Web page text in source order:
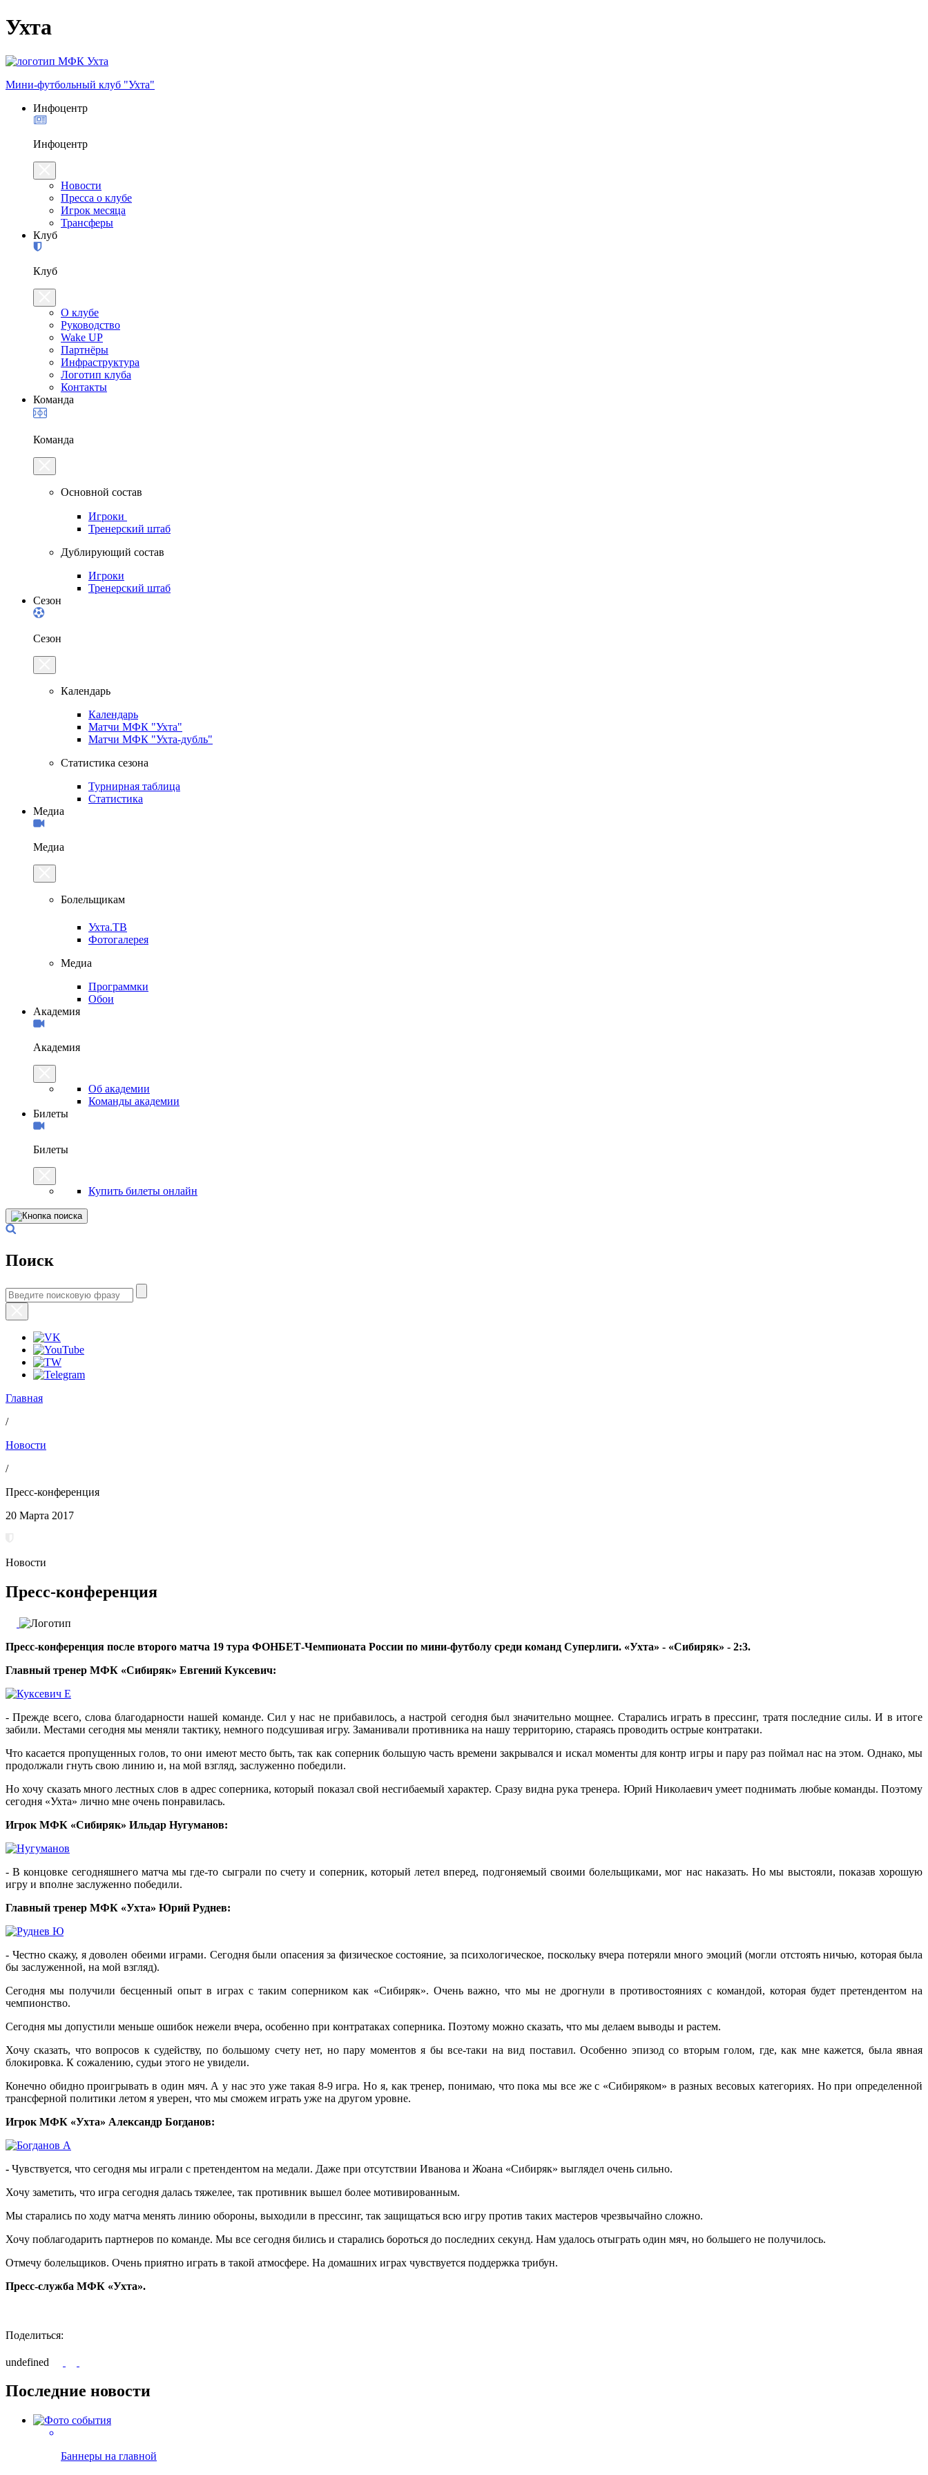
Ухта
Мини-футбольный клуб "Ухта"
Инфоцентр
Инфоцентр
Новости
Пресса о клубе
Игрок месяца
Трансферы
Клуб
Клуб
О клубе
Руководство
Wake UP
Партнёры
Инфраструктура
Логотип клуба
Контакты
Команда
Команда
Основной состав
Игроки
Тренерский штаб
Дублирующий состав
Игроки
Тренерский штаб
Сезон
Сезон
Календарь
Календарь
Матчи МФК "Ухта"
Матчи МФК "Ухта-дубль"
Статистика сезона
Турнирная таблица
Статистика
Медиа
Медиа
Болельщикам
Ухта.ТВ
Фотогалерея
Медиа
Программки
Обои
Академия
Академия
Об академии
Команды академии
Билеты
Билеты
Купить билеты онлайн
Поиск
Главная
/
Новости
/
Пресс-конференция
20 Марта 2017
Новости
Пресс-конференция
Пресс-конференция после второго матча 19 тура ФОНБЕТ-Чемпионата России по мини-футболу среди команд Суперлиги. «Ухта» - «Сибиряк» - 2:3.
Главный тренер МФК «Сибиряк» Евгений Куксевич:
- Прежде всего, слова благодарности нашей команде. Сил у нас не прибавилось, а настрой сегодня был значительно мощнее. Старались играть в прессинг, тратя последние силы. И в итоге
забили. Местами сегодня мы меняли тактику, немного подсушивая игру. Заманивали противника на нашу территорию, стараясь проводить острые контратаки.
Что касается пропущенных голов, то они имеют место быть, так как соперник большую часть времени закрывался и искал моменты для контр игры и пару раз поймал нас на этом. Однако, мы
продолжали гнуть свою линию и, на мой взгляд, заслуженно победили.
Но хочу сказать много лестных слов в адрес соперника, который показал свой несгибаемый характер. Сразу видна рука тренера. Юрий Николаевич умеет поднимать любые команды. Поэтому
сегодня «Ухта» лично мне очень понравилась.
Игрок МФК «Сибиряк» Ильдар Нугуманов:
- В концовке сегодняшнего матча мы где-то сыграли по счету и соперник, который летел вперед, подгоняемый своими болельщиками, мог нас наказать. Но мы выстояли, показав хорошую
игру и вполне заслуженно победили.
Главный тренер МФК «Ухта» Юрий Руднев:
- Честно скажу, я доволен обеими играми. Сегодня были опасения за физическое состояние, за психологическое, поскольку вчера потеряли много эмоций (могли отстоять ничью, которая была
бы заслуженной, на мой взгляд).
Сегодня мы получили бесценный опыт в играх с таким соперником как «Сибиряк». Очень важно, что мы не дрогнули в противостояниях с командой, которая будет претендентом на
чемпионство.
Сегодня мы допустили меньше ошибок нежели вчера, особенно при контратаках соперника. Поэтому можно сказать, что мы делаем выводы и растем.
Хочу сказать, что вопросов к судейству, по большому счету нет, но пару моментов я бы все-таки на вид поставил. Особенно эпизод со вторым голом, где, как мне кажется, была явная
блокировка. К сожалению, судьи этого не увидели.
Конечно обидно проигрывать в один мяч. А у нас это уже такая 8-9 игра. Но я, как тренер, понимаю, что пока мы все же с «Сибиряком» в разных весовых категориях. Но при определенной
трансферной политики летом я уверен, что мы сможем играть уже на другом уровне.
Игрок МФК «Ухта» Александр Богданов:
- Чувствуется, что сегодня мы играли с претендентом на медали. Даже при отсутствии Иванова и Жоана «Сибиряк» выглядел очень сильно.
Хочу заметить, что игра сегодня далась тяжелее, так противник вышел более мотивированным.
Мы старались по ходу матча менять линию обороны, выходили в прессинг, так защищаться всю игру против таких мастеров чрезвычайно сложно.
Хочу поблагодарить партнеров по команде. Мы все сегодня бились и старались бороться до последних секунд. Нам удалось отыграть один мяч, но большего не получилось.
Отмечу болельщиков. Очень приятно играть в такой атмосфере. На домашних играх чувствуется поддержка трибун.
Пресс-служба МФК «Ухта».
Поделиться:
undefined
Последние новости
Баннеры на главной